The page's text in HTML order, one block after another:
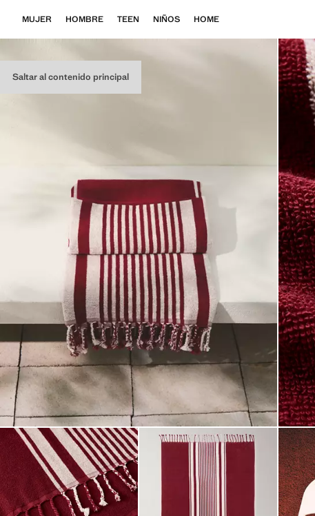
Saltar al contenido principal
MUJER HOMBRE TEEN NIÑOS HOME